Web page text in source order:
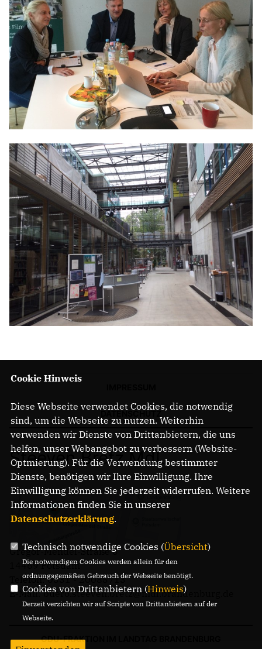
Steeven Bretz MdL
Gregor-Mendel-Straße 3
14469 Potsdam
Telefon: 0331 - 20085713
E-Mail: buero.steeven.bretz@mdl.brandenburg.de
CDU-FRAKTION IM LANDTAG BRANDENBURG
Cookie Hinweis
Diese Webseite verwendet Cookies, die notwendig
sind, um die Webseite zu nutzen. Weiterhin
verwenden wir Dienste von Drittanbietern, die uns
helfen, unser Webangebot zu verbessern (Website-
Optmierung). Für die Verwendung bestimmter
Dienste, benötigen wir Ihre Einwilligung. Ihre
Einwilligung können Sie jederzeit widerrufen. Weitere
Informationen finden Sie in unserer
Datenschutzerklärung.
Technisch notwendige Cookies (Übersicht)
Die notwendigen Cookies werden allein für den
ordnungsgemäßen Gebrauch der Webseite benötigt.
Cookies von Drittanbietern (Hinweis)
Derzeit verzichten wir auf Scripte von Drittanbietern auf der
Webseite.